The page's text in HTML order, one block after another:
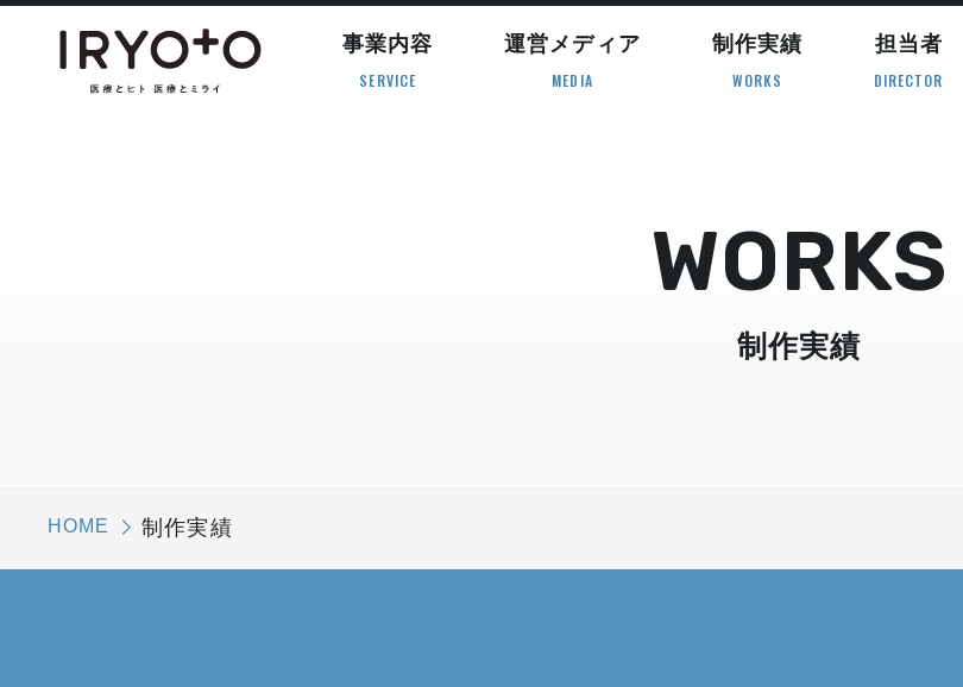
事業内容
SERVICE
運営メディア
MEDIA
制作実績
WORKS
担当者
DIRECTOR
WORKS
制作実績
HOME 制作実績